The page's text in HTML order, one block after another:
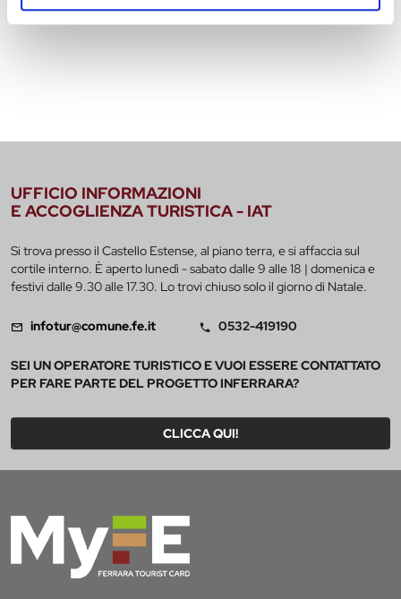
UFFICIO INFORMAZIONI
E ACCOGLIENZA TURISTICA - IAT
Si trova presso il Castello Estense, al piano terra, e si affaccia sul
cortile interno. È aperto lunedì - sabato dalle 9 alle 18 | domenica e
festivi dalle 9.30 alle 17.30. Lo trovi chiuso solo il giorno di Natale.
infotur@comune.fe.it 0532-419190
SEI UN OPERATORE TURISTICO E VUOI ESSERE CONTATTATO
PER FARE PARTE DEL PROGETTO INFERRARA?
CLICCA QUI!